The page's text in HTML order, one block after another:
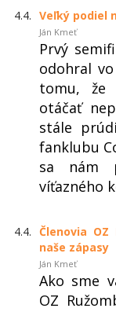
4.4. Veľký podiel
Ján Kmeť
Prvý
odohral
tomu, že
otáčať
stále
fanklubu
sa nám
víťazného
4.4. Členovia
naše zápasy
Ján Kmeť
Ako sme
OZ